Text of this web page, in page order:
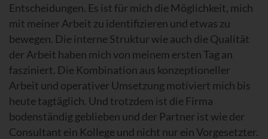
Entscheidungen. Es ist für mich die Möglichkeit, mich
mit meiner Arbeit zu identifizieren und etwas zu
bewegen. Die interne Struktur wie auch die Qualität
der Arbeit haben mich von meinem ersten Tag an
fasziniert. Die Kombination aus konzeptioneller
Arbeit und operativer Umsetzung motiviert mich bis
heute tagtäglich. Und trotzdem ist die Firma
bodenständig geblieben und der Partner ist wie der
Consultant ein Kollege und nicht nur ein Vorgesetzter.